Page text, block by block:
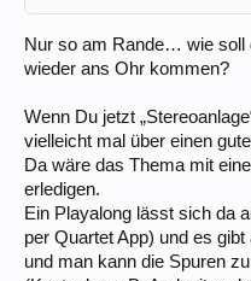
Nur so am Rande… wie soll
wieder ans Ohr kommen?
Wenn Du jetzt
vielleicht mal über einen
Da wäre das Thema mit
erledigen.
Ein Playalong lässt sich da
per Quartet App) und es
und man kann die Spuren